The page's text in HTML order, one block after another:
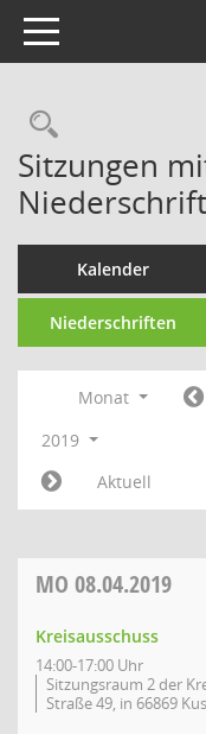
Toggle navigation
Sitzungen
Kalender
Niederschriften
Monat
2019
Aktuell
MO 08.04.2019
Kreisausschuss
14:00-17:00 Uhr
Sitzungsraum 2 der
Straße 49, in 66869